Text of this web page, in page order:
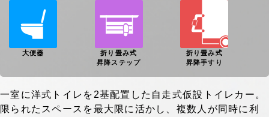
大便器
折り畳み式
昇降ステップ
折り畳み式
昇降手すり
一室に洋式トイレを2基配置した自走式仮設トイレカー。
限られたスペースを最大限に活かし、複数人が同時に利